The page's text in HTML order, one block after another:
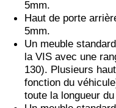
5mm.
Haut de porte
5mm.
Un meuble
la VIS avec une
130). Plusieurs
fonction du
toute la longueur